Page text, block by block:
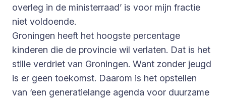
overleg in de ministerraad’ is voor mijn fractie
niet voldoende.
Groningen heeft het hoogste percentage
kinderen die de provincie wil verlaten. Dat is het
stille verdriet van Groningen. Want zonder jeugd
is er geen toekomst. Daarom is het opstellen
van ‘een generatielange agenda voor duurzame